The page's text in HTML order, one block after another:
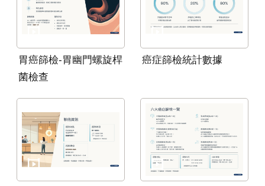
胃癌篩檢-胃幽門螺旋桿
菌檢查
癌症篩檢統計數據